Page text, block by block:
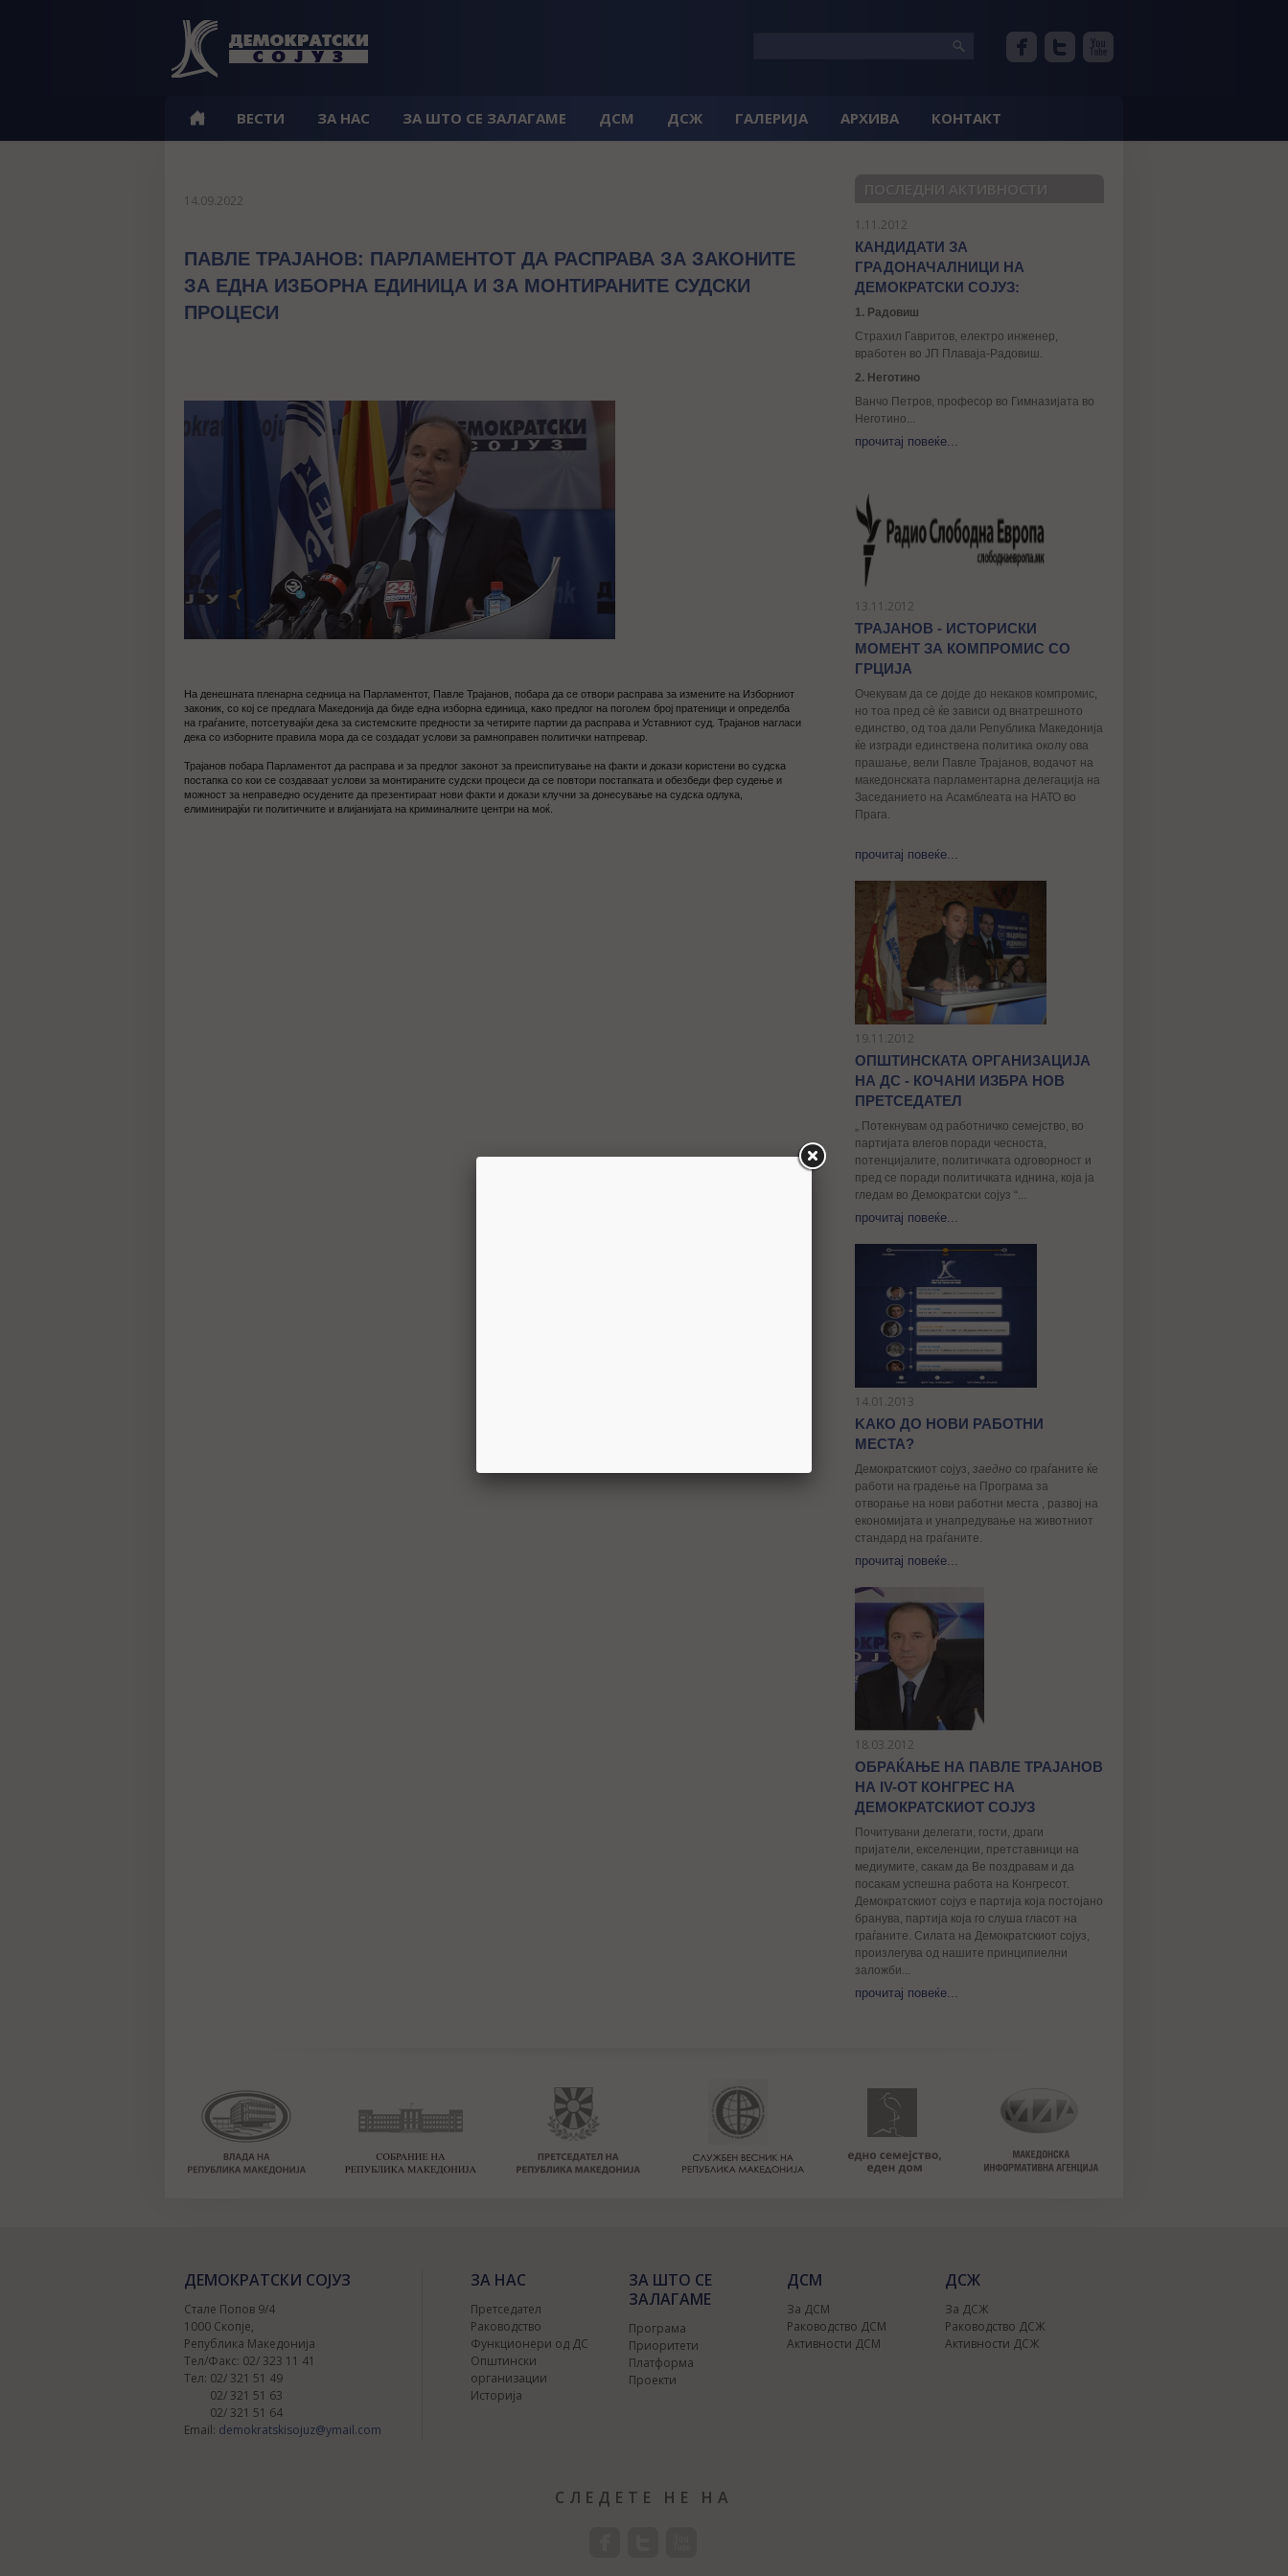
ВЕСТИ ЗА НАС ЗА ШТО СЕ ЗАЛАГАМЕ ДСМ ДСЖ ГАЛЕРИЈА АРХИВА КОНТАКТ
14.09.2022
ПАВЛЕ ТРАЈАНОВ: ПАРЛАМЕНТОТ ДА РАСПРАВА ЗА ЗАКОНИТЕ
ЗА ЕДНА ИЗБОРНА ЕДИНИЦА И ЗА МОНТИРАНИТЕ СУДСКИ
ПРОЦЕСИ
На денешната пленарна седница на Парламентот, Павле Трајанов, побара да се отвори расправа за измените на Изборниот
законик, со кој се предлага Македонија да биде една изборна единица, како предлог на поголем број пратеници и определба
на граѓаните, потсетувајќи дека за системските предности за четирите партии да расправа и Уставниот суд. Трајанов нагласи
дека со изборните правила мора да се создадат услови за рамноправен политички натпревар.
Трајанов побара Парламентот да расправа и за предлог законот за преиспитување на факти и докази користени во судска
постапка со кои се создаваат услови за монтираните судски процеси да се повтори постапката и обезбеди фер судење и
можност за неправедно осудените да презентираат нови факти и докази клучни за донесување на судска одлука,
елиминирајќи ги политичките и влијанијата на криминалните центри на моќ.
ПОСЛЕДНИ АКТИВНОСТИ
1.11.2012
КАНДИДАТИ ЗА
ГРАДОНАЧАЛНИЦИ НА
ДЕМОКРАТСКИ СОЈУЗ:
1. Радовиш
Страхил Гавритов, електро инженер,
вработен во ЈП Плаваја-Радовиш.
2. Неготино
Ванчо Петров, професор во Гимназијата во
Неготино...
прочитај повеќе...
13.11.2012
ТРАЈАНОВ - ИСТОРИСКИ
МОМЕНТ ЗА КОМПРОМИС СО
ГРЦИЈА
Очекувам да се дојде до некаков компромис,
но тоа пред сè ќе зависи од внатрешното
единство, од тоа дали Република Македонија
ќе изгради единствена политика околу ова
прашање, вели Павле Трајанов, водачот на
македонската парламентарна делегација на
Заседанието на Асамблеата на НАТО во
Прага.
прочитај повеќе...
19.11.2012
ОПШТИНСКАТА ОРГАНИЗАЦИЈА
НА ДС - КОЧАНИ ИЗБРА НОВ
ПРЕТСЕДАТЕЛ
„ Потекнувам од работничко семејство, во
партијата влегов поради чесноста,
потенцијалите, политичката одговорност и
пред се поради политичката иднина, којa ја
гледам во Демократски сојуз “...
прочитај повеќе...
14.01.2013
KАКО ДО НОВИ РАБОТНИ
МЕСТА?
Демократскиот сојуз, заедно со граѓаните ќе
работи на градење на Програма за
отворање на нови работни места , развој на
економијата и унапредување на животниот
стандард на граѓаните.
прочитај повеќе...
18.03.2012
ОБРАЌАЊЕ НА ПАВЛЕ ТРАЈАНОВ
НА IV-ОТ КОНГРЕС НА
ДЕМОКРАТСКИОТ СОЈУЗ
Почитувани делегати, гости, драги
пријатели, екселенции, претставници на
медиумите, сакам да Ве поздравам и да
посакам успешна работа на Конгресот.
Демократскиот сојуз е партија која постојано
бранува, партија која го слуша гласот на
граѓаните. Силата на Демократскиот сојуз,
произлегува од нашите принципиелни
заложби...
прочитај повеќе...
ДЕМОКРАТСКИ СОЈУЗ
Стале Попов 9/4
1000 Скопје,
Република Македонија
Тел/Факс: 02/ 323 11 41
Тел: 02/ 321 51 49
02/ 321 51 63
02/ 321 51 64
Email: demokratskisojuz@ymail.com
ЗА НАС
Претседател
Раководство
Функционери од ДС
Општински
организации
Историја
ЗА ШТО СЕ
ЗАЛАГАМЕ
Програма
Приоритети
Платформа
Проекти
ДСМ
За ДСМ
Раководство ДСМ
Активности ДСМ
ДСЖ
За ДСЖ
Раководство ДСЖ
Активности ДСЖ
СЛЕДЕТЕ НЕ НА